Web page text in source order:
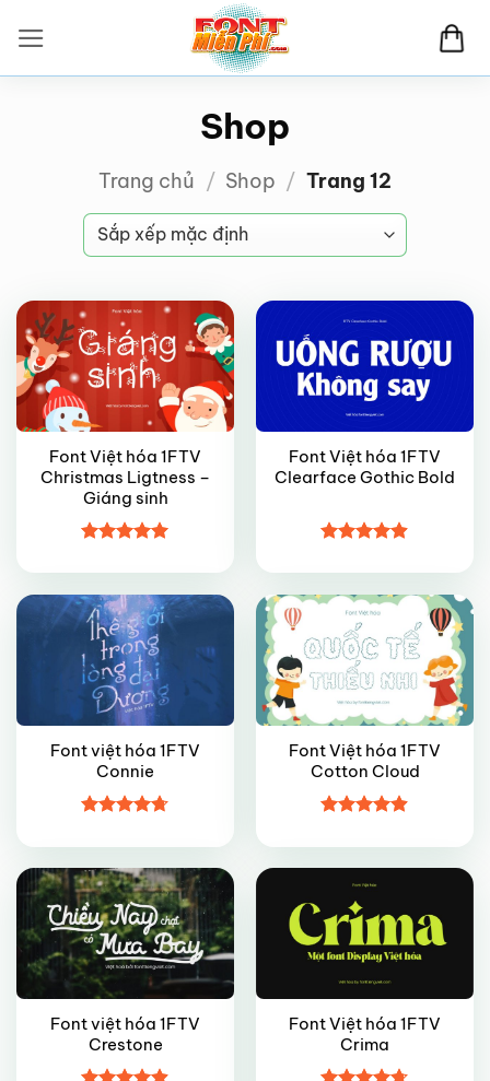
qua
nội
Shop
Trang chủ / Shop / Trang 12
Font Việt hóa 1FTV
Christmas Ligtness –
Giáng sinh
hạng55
sao
FREE
Font Việt hóa 1FTV
Clearface Gothic Bold
hạng4.95
sao
Font việt hóa 1FTV
Connie
hạng4.75
sao
Font Việt hóa 1FTV
Cotton Cloud
hạng4.95
sao
Font việt hóa 1FTV
Crestone
Font Việt hóa 1FTV
Crima